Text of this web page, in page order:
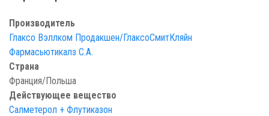
Производитель
Глаксо Вэллком Продакшен/ГлаксоСмитКляйн
Фармасьютикалз С.А.
Страна
Франция/Польша
Действующее вещество
Салметерол + Флутиказон